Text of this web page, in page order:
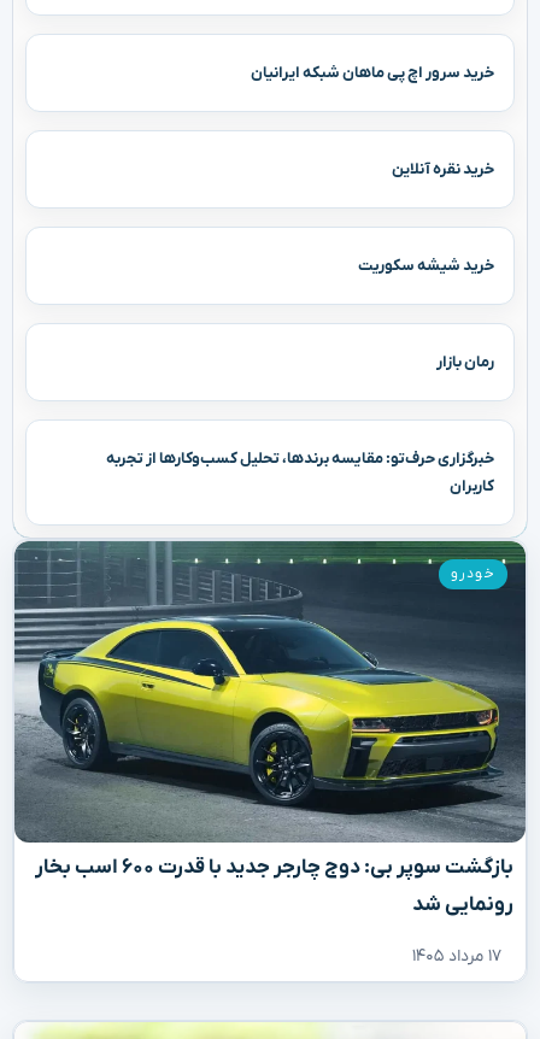
خرید سرور اچ پی ماهان شبکه ایرانیان
خرید نقره آنلاین
خرید شیشه سکوریت
رمان بازار
خبرگزاری حرف‌تو: مقایسه برندها، تحلیل کسب‌وکارها از تجربه
کاربران
بازگشت سوپر بی: دوج چارجر جدید با قدرت ۶۰۰ اسب بخار
رونمایی شد
۱۷ مرداد ۱۴۰۵
خودرو